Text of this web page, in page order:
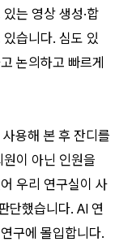
는 영상 생성·합
습니다. 심도 있
논의하고 빠르게
용해 본 후 잔디를
이 아닌 인원을
우리 연구실이 사
단했습니다. AI 연
구에 몰입합니다.